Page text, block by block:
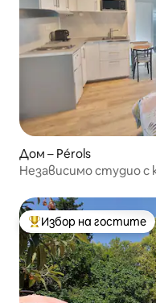
Дом – Pérols
Независимо студио с
Най-популярен избор
Избор на гостите